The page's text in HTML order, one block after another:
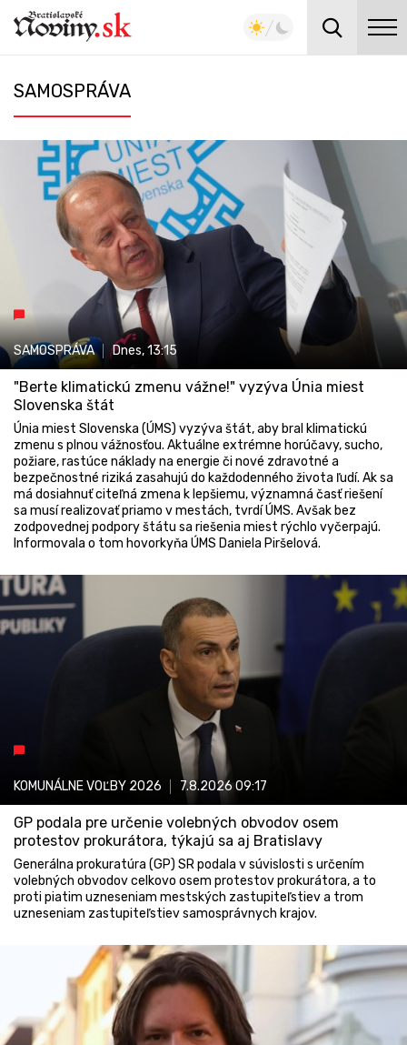
SAMOSPRÁVA
SAMOSPRÁVA Dnes,13:15
"Berte klimatickú zmenu vážne!" vyzýva Únia miest
Slovenska štát
Únia miest Slovenska (ÚMS) vyzýva štát, aby bral klimatickú
zmenu s plnou vážnosťou. Aktuálne extrémne horúčavy, sucho,
požiare, rastúce náklady na energie či nové zdravotné a
bezpečnostné riziká zasahujú do každodenného života ľudí. Ak sa
má dosiahnuť citeľná zmena k lepšiemu, významná časť riešení
sa musí realizovať priamo v mestách, tvrdí ÚMS. Avšak bez
zodpovednej podpory štátu sa riešenia miest rýchlo vyčerpajú.
Informovala o tom hovorkyňa ÚMS Daniela Piršelová.
KOMUNÁLNE VOĽBY 2026 7.8.202609:17
GP podala pre určenie volebných obvodov osem
protestov prokurátora, týkajú sa aj Bratislavy
Generálna prokuratúra (GP) SR podala v súvislosti s určením
volebných obvodov celkovo osem protestov prokurátora, a to
proti piatim uzneseniam mestských zastupiteľstiev a trom
uzneseniam zastupiteľstiev samosprávnych krajov.